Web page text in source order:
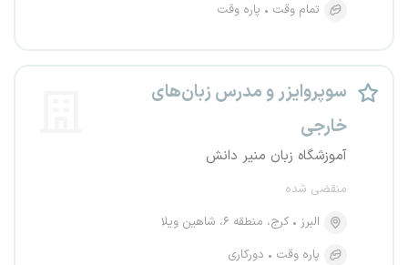
تمام وقت
پاره وقت
سوپروایزر و مدرس زبان‌های
خارجی
آموزشگاه زبان منیر دانش
منقضی شده
البرز
کرج، منطقه ۶، شاهین ویلا
پاره وقت
دورکاری